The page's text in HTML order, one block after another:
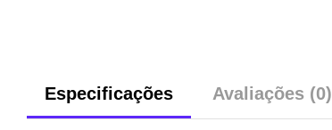
Especificações Avaliações (0)